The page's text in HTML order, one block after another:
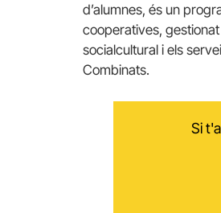
d’alumnes, és un
cooperatives,
socialcultural i els
Combinats.
Si